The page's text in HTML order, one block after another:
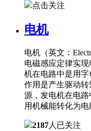
点击关注
电机
电机（英文：
电磁感应定律实
机在电路中是用
作用是产生驱动
源，发电机在电
用机械能转化为电
2187人已关注